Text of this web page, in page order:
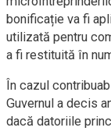
bonificație va fi
utilizată pentru
a fi restituită în
În cazul
Guvernul a decis
dacă datoriile